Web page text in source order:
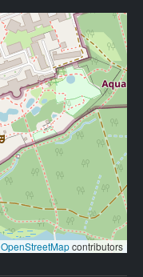
OpenStreetMapcontributors